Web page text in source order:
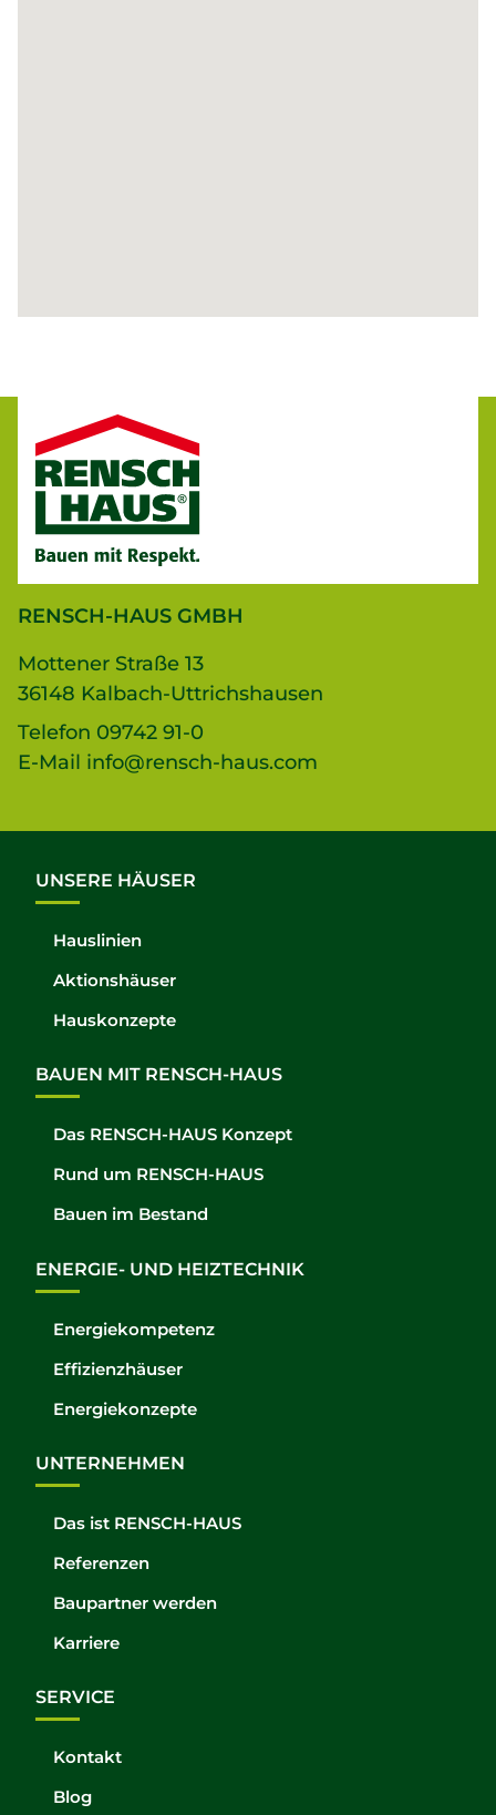
RENSCH-HAUS GMBH
Mottener Straße 13
36148 Kalbach-Uttrichshausen
Telefon 09742 91-0
E-Mail info@rensch-haus.com
UNSERE HÄUSER
Hauslinien
Aktionshäuser
Hauskonzepte
BAUEN MIT RENSCH-HAUS
Das RENSCH-HAUS Konzept
Rund um RENSCH-HAUS
Bauen im Bestand
ENERGIE- UND HEIZTECHNIK
Energiekompetenz
Effizienzhäuser
Energiekonzepte
UNTERNEHMEN
Das ist RENSCH-HAUS
Referenzen
Baupartner werden
Karriere
SERVICE
Kontakt
Blog